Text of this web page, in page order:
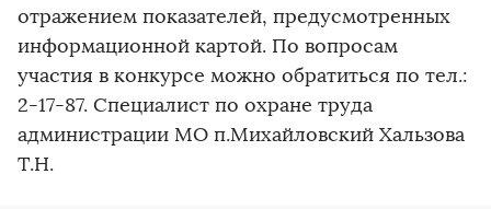
отражением показателей, предусмотренных
информационной картой. По вопросам
участия в конкурсе можно обратиться по тел.:
2-17-87. Специалист по охране труда
администрации МО п.Михайловский Хальзова
Т.Н.